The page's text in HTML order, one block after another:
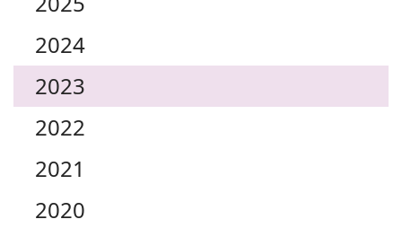
2024
2023
2022
2021
2020